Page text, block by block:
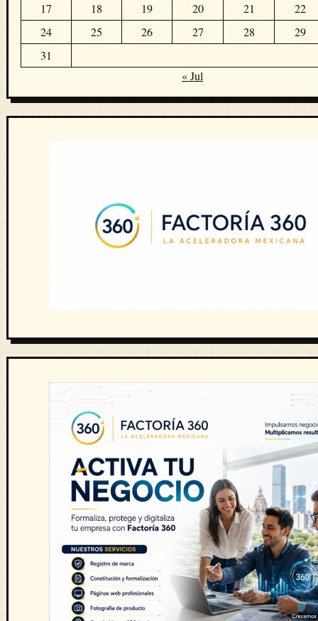
17
18 19 20 21
22
24
25 26 27 28
29
31
« Jul